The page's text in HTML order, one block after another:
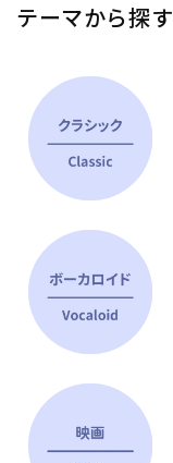
テーマから探す